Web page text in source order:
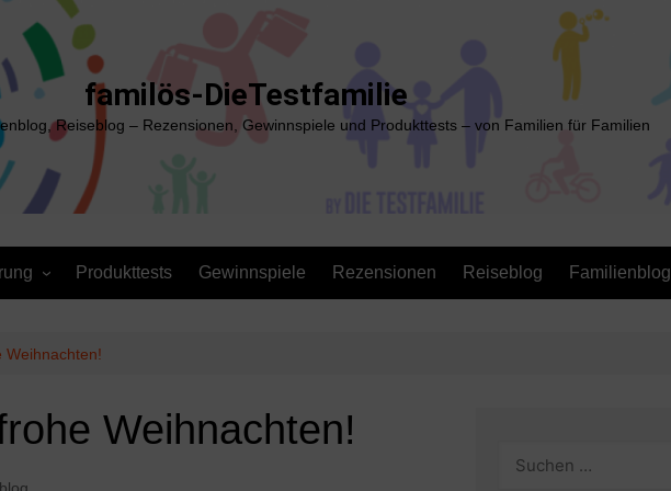
familös-DieTestfamilie
Reiseblog – Rezensionen, Gewinnspiele und Produkttests – von Familien für Familien
Produkttests Gewinnspiele Rezensionen Reiseblog Familienblog
Weihnachten!
Weihnachten!